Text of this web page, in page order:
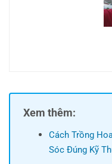
Xem thêm:
Cách Trồng
Sóc Đúng Kỹ